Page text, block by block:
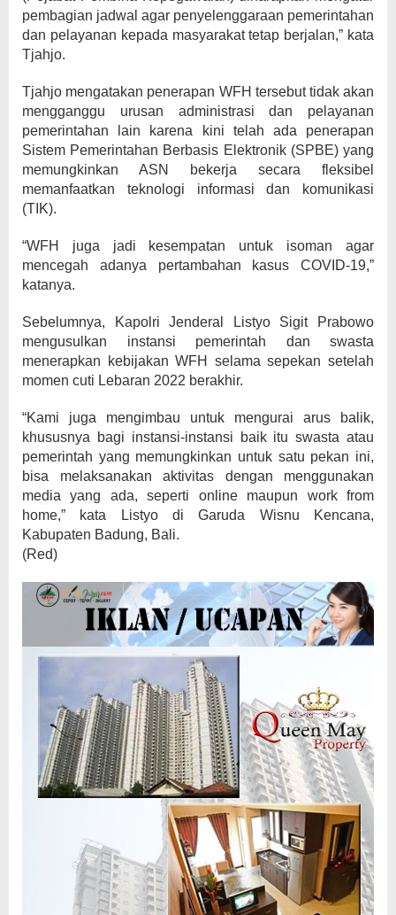
pembagian jadwal agar penyelenggaraan pemerintahan
dan pelayanan kepada masyarakat tetap berjalan,” kata
Tjahjo.
Tjahjo mengatakan penerapan WFH tersebut tidak akan
mengganggu urusan administrasi dan pelayanan
pemerintahan lain karena kini telah ada penerapan
Sistem Pemerintahan Berbasis Elektronik (SPBE) yang
memungkinkan ASN bekerja secara fleksibel
memanfaatkan teknologi informasi dan komunikasi
(TIK).
“WFH juga jadi kesempatan untuk isoman agar
mencegah adanya pertambahan kasus COVID-19,”
katanya.
Sebelumnya, Kapolri Jenderal Listyo Sigit Prabowo
mengusulkan instansi pemerintah dan swasta
menerapkan kebijakan WFH selama sepekan setelah
momen cuti Lebaran 2022 berakhir.
“Kami juga mengimbau untuk mengurai arus balik,
khususnya bagi instansi-instansi baik itu swasta atau
pemerintah yang memungkinkan untuk satu pekan ini,
bisa melaksanakan aktivitas dengan menggunakan
media yang ada, seperti online maupun work from
home,” kata Listyo di Garuda Wisnu Kencana,
Kabupaten Badung, Bali.
(Red)